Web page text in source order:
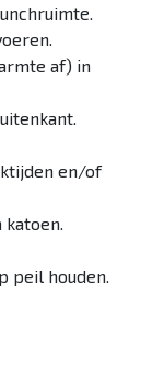
af) in
en/of
peil houden.